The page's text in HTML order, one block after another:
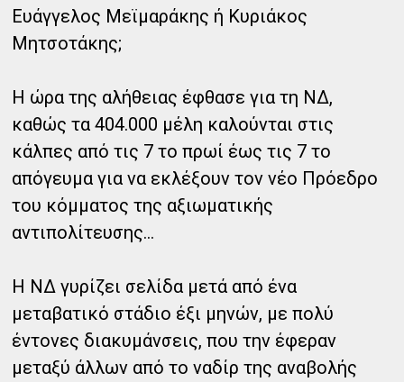
Ευάγγελος Μεϊμαράκης ή Κυριάκος
Μητσοτάκης;
Η ώρα της αλήθειας έφθασε για τη ΝΔ,
καθώς τα 404.000 μέλη καλούνται στις
κάλπες από τις 7 το πρωί έως τις 7 το
απόγευμα για να εκλέξουν τον νέο Πρόεδρο
του κόμματος της αξιωματικής
αντιπολίτευσης...
Η ΝΔ γυρίζει σελίδα μετά από ένα
μεταβατικό στάδιο έξι μηνών, με πολύ
έντονες διακυμάνσεις, που την έφεραν
μεταξύ άλλων από το ναδίρ της αναβολής